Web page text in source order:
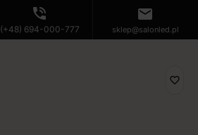
phone_in_talk
(+48) 694-000-777
mail
sklep@salonled.pl
favorite_border